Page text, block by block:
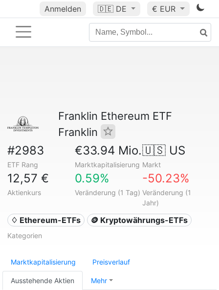
Anmelden 🇩🇪 DE € EUR
Franklin Ethereum ETF
Franklin
#2983
ETF Rang
€33.94 Mio.
Marktkapitalisierung
🇺🇸 US
Markt
12,57 €
Aktienkurs
0.59%
Veränderung (1 Tag)
-50.23%
Veränderung (1
Jahr)
♢ Ethereum-ETFs 🪙 Kryptowährungs-ETFs
Kategorien
Marktkapitalisierung Preisverlauf
Ausstehende Aktien Mehr